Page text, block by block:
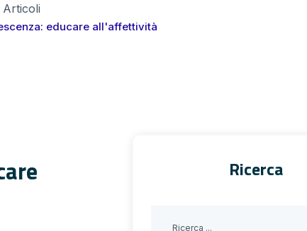
Articoli
educare all'affettività
Ricerca